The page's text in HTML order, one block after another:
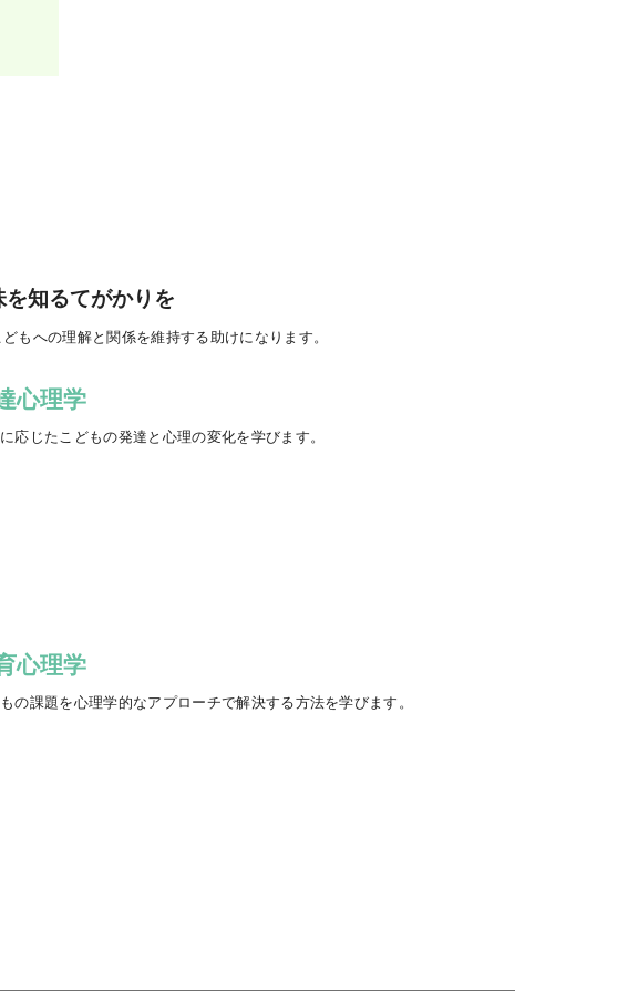
知るてがかりを
もへの理解と関係を維持する助けになります。
心理学
応じたこどもの発達と心理の変化を学びます。
心理学
の課題を心理学的なアプローチで解決する方法を学びます。